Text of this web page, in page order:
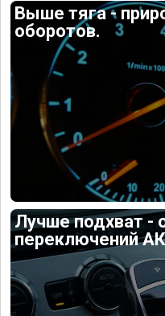
Выше тяга -
оборотов.
Лучше подхват -
переключений